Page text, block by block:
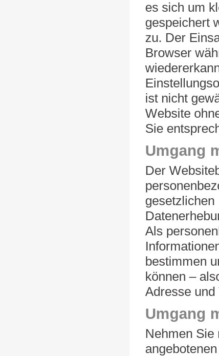
es sich um
gespeichert
zu. Der
Browser
ist nicht
Website
Sie
Umgang
Der
gesetzlichen
Als
bestimmen
können –
Adresse und
Umgang
Nehmen Sie